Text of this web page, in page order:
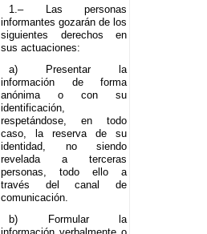
1.– Las personas
informantes gozarán de los
siguientes derechos en
sus actuaciones:
a) Presentar la
información de forma
anónima o con su
identificación,
respetándose, en todo
caso, la reserva de su
identidad, no siendo
revelada a terceras
personas, todo ello a
través del canal de
comunicación.
b) Formular la